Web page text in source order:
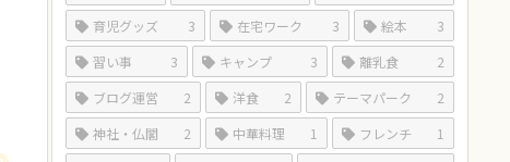
育児グッズ
3 在宅ワーク 3 絵本
3
習い事
3 キャンプ 3 離乳食
2
ブログ運営
2 洋食 2 テーマパーク
2
神社・仏閣
2 中華料理 1 フレンチ
1